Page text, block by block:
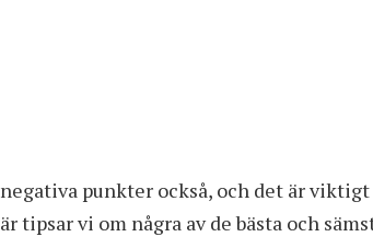
punkter också, och det är
tipsar vi om några av de bästa och